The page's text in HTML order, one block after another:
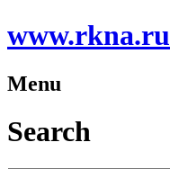
www.rkna.ru
Menu
Search